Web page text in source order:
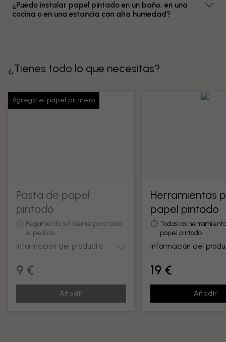
¿Puedo instalar papel pintado en un baño, en una
cocina o en una estancia con alta humedad?
¿Tienes todo lo que necesitas?
Agrega el papel primero
Pasta de papel
pintado
Pegamento suficiente para todo
su pedido
Información del producto
9 €
Añadir
Herramientas
papel pintado
Todas las
papel pintado
Información del
19 €
Añadir